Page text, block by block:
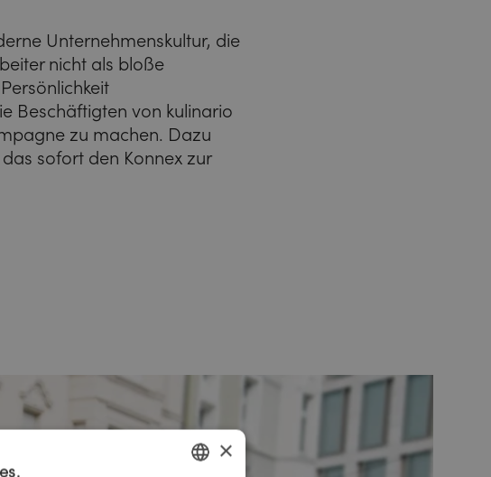
Unternehmenskultur, die
nicht als bloße
Beschäftigten von kulinario
zu machen. Dazu
sofort den Konnex zur
×